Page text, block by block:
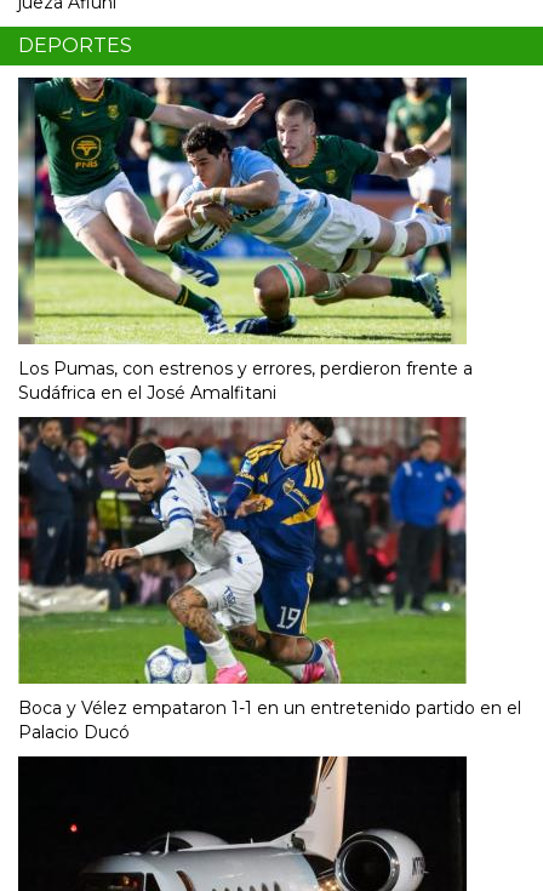
DEPORTES
Los Pumas, con estrenos y errores, perdieron frente a
Sudáfrica en el José Amalfitani
Boca y Vélez empataron 1-1 en un entretenido partido en el
Palacio Ducó